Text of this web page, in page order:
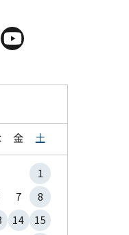
金 土
1
7
8
14
15